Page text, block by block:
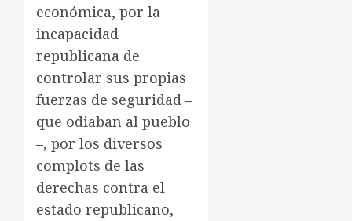
económica, por la
incapacidad
republicana de
controlar sus propias
fuerzas de seguridad –
que odiaban al pueblo
–, por los diversos
complots de las
derechas contra el
estado republicano,